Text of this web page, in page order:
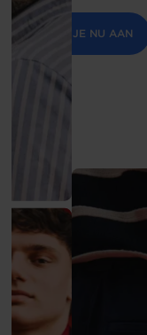
MELD JE NU AAN